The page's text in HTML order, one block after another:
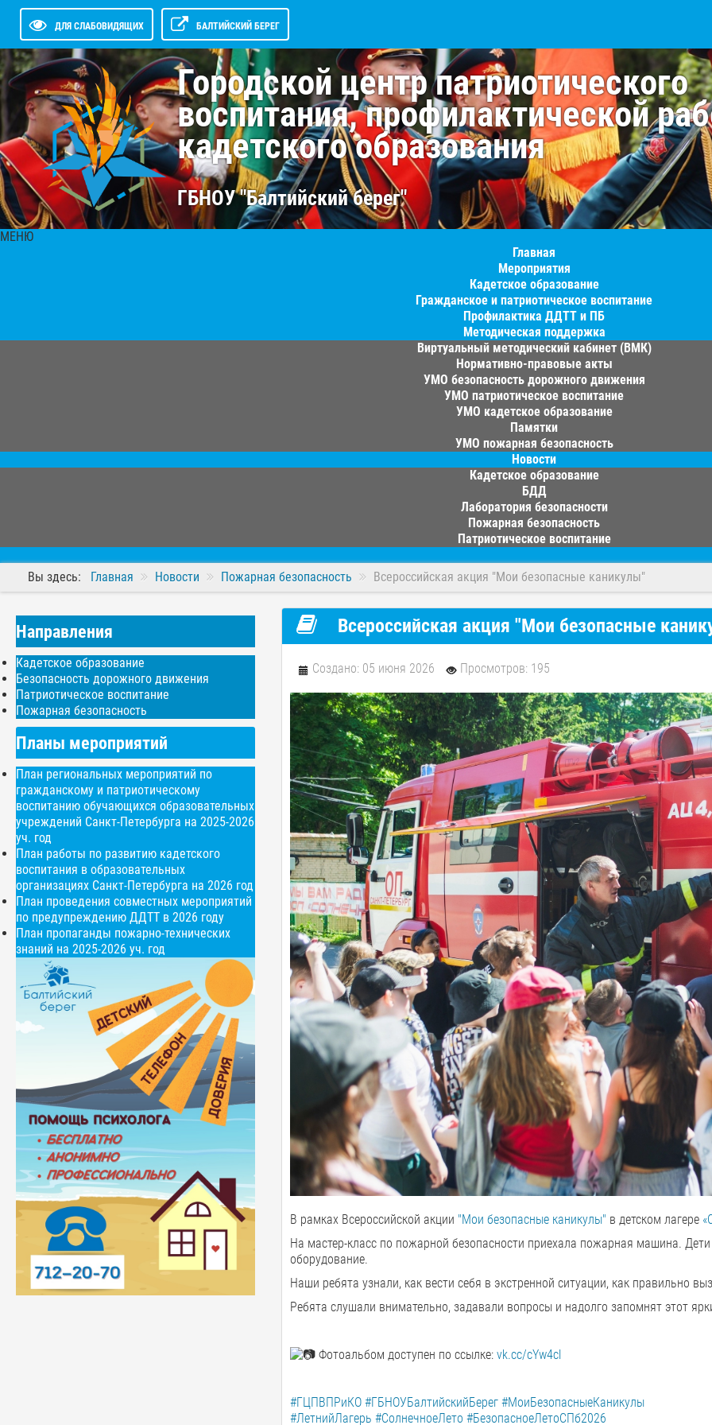
ДЛЯ СЛАБОВИДЯЩИХ БАЛТИЙСКИЙ БЕРЕГ
Городской центр патриотического
воспитания, профилактической
кадетского образования
ГБНОУ "Балтийский берег"
МЕНЮ
Главная
Мероприятия
Кадетское образование
Гражданское и патриотическое воспитание
Профилактика ДДТТ и ПБ
Методическая поддержка
Виртуальный методический кабинет (ВМК)
Нормативно-правовые акты
УМО безопасность дорожного движения
УМО патриотическое воспитание
УМО кадетское образование
Памятки
УМО пожарная безопасность
Новости
Кадетское образование
БДД
Лаборатория безопасности
Пожарная безопасность
Патриотическое воспитание
Вы здесь: Главная Новости Пожарная безопасность Всероссийская акция "Мои безопасные каникулы"
Направления
Кадетское образование
Безопасность дорожного движения
Патриотическое воспитание
Пожарная безопасность
Планы мероприятий
План региональных мероприятий по
гражданскому и патриотическому
воспитанию обучающихся образовательных
учреждений Санкт-Петербурга на 2025-2026
уч. год
План работы по развитию кадетского
воспитания в образовательных
организациях Санкт-Петербурга на 2026 год
План проведения совместных мероприятий
по предупреждению ДДТТ в 2026 году
План пропаганды пожарно-технических
знаний на 2025-2026 уч. год
Всероссийская акция "Мои безопасные
Создано: 05 июня 2026 Просмотров: 195
В рамках Всероссийской акции "Мои безопасные каникулы" в детском лагере
На мастер-класс по пожарной безопасности приехала пожарная машина.
оборудование.
Наши ребята узнали, как вести себя в экстренной ситуации, как правильно
Ребята слушали внимательно, задавали вопросы и надолго запомнят этот
Фотоальбом доступен по ссылке:vk.cc/cYw4cl
#ГЦПВПРиКО #ГБНОУБалтийскийБерег #МоиБезопасныеКаникулы
#ЛетнийЛагерь #СолнечноеЛето #БезопасноеЛетоСПб2026